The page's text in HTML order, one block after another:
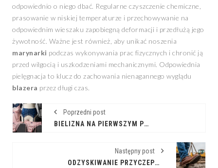
odpowiednio o niego dbać. Regularne czyszczenie chemiczne,
prasowanie w niskiej temperaturze i przechowywanie na
odpowiednim wieszaku zapobiegną deformacji i przedłużą jego
żywotność. Ważne jest również, aby unikać noszenia
marynarki podczas wykonywania prac fizycznych i chronić ją
przed wilgocią i uszkodzeniami mechanicznymi. Odpowiednia
pielęgnacja to klucz do zachowania nienagannego wyglądu
blazera przez długi czas.
Poprzedni post
BIELIZNA NA PIERWSZYM PLANIE: ŚMIAŁY TREND W MODZIE
Następny post
ODZYSKIWANIE PRZYCZEPNOŚCI: BUTY NA TRAKTORZE W AKCJI